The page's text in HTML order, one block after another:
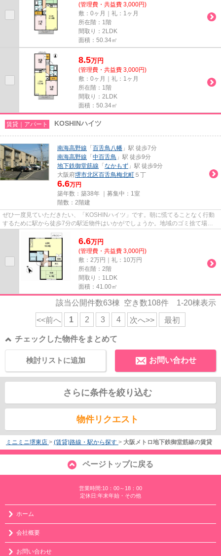
(管理費・共益費 3,000円)
敷：0ヶ月｜礼：1ヶ月
所在階：1階
間取り：2LDK
面積：50.34㎡
8.5万円
(管理費・共益費 3,000円)
敷：0ヶ月｜礼：1ヶ月
所在階：1階
間取り：2LDK
面積：50.34㎡
賃貸｜アパート KOSHINハイツ
南海高野線 「 百舌鳥八幡 」駅 徒歩7分
南海高野線 「 中百舌鳥 」駅 徒歩9分
地下鉄御堂筋線 「 なかもず 」駅 徒歩9分
大阪府堺市北区百舌鳥梅北町 ５丁
6.6万円
築年数：築38年 ｜募集中： 1室
階数：2階建
ぜひ一度見ていただきたい、「KOSHINハイツ」です。朝に慌てることなく行動
するために駅から徒歩7分の駅近物件はいかがでしょうか。地域のゴミ捨て場ま
で行かずにサッとゴミ出しできる...
6.6万円
(管理費・共益費 3,000円)
敷：2万円｜礼：10万円
所在階：2階
間取り：1LDK
面積：41.00㎡
該当公開件数63棟 空き数108件 1-20棟表示
<<前へ 1 2 3 4 次へ>> 最初
チェックした物件をまとめて
お問い合わせ
検討リストに追加
さらに条件を絞り込む
物件リクエスト
ミニミニ堺東店 > (賃貸)路線・駅から探す > 大阪メトロ地下鉄御堂筋線の賃貸
ページトップに戻る
営業時間:10：00～18：00
定休日:年末年始・その他
ホーム
会社概要
お問い合わせ